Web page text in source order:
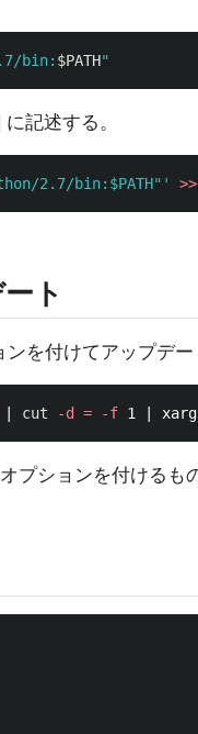
bin: $PATH"
に記述する。
2.7/bin:$PATH"' >>
ト
を付けてアップデー
cut -d = -f 1 |
ションを付けるも